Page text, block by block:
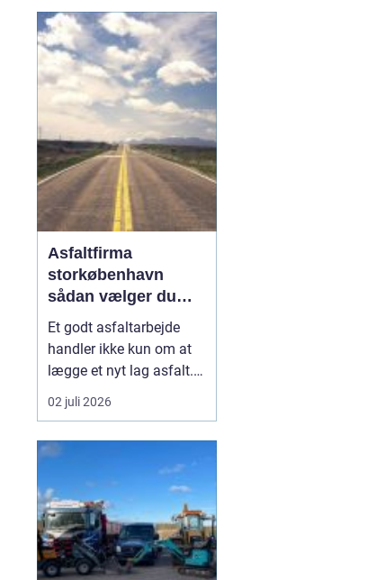
kræver erfarne fagfolk,
der kan håndtere alt fra
tagkonstruktioner til
specialiserede tr&ael...
Asfaltfirma
storkøbenhavn
sådan vælger du
den rette
samarbejdspartner
Et godt asfaltarbejde
handler ikke kun om at
lægge et nyt lag asfalt.
Det handler også om
planlægning, tidsfrister,
der holder i mange år. I
Storkøbenhavn er
kravene til et asfaltfirma
høje. Trafikken er tung,
projekterne li...
02 juli 2026